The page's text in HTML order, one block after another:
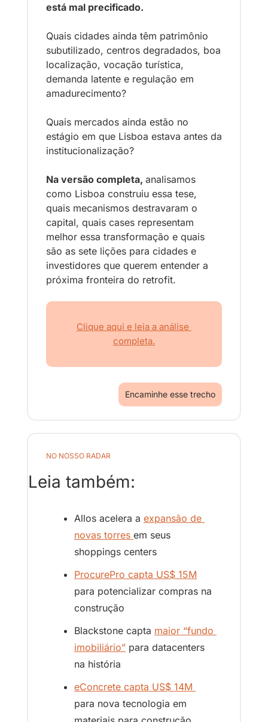
está mal precificado.
Quais cidades ainda têm patrimônio
subutilizado, centros degradados, boa
localização, vocação turística,
demanda latente e regulação em
amadurecimento?
Quais mercados ainda estão no
estágio em que Lisboa estava antes da
institucionalização?
Na versão completa, analisamos
como Lisboa construiu essa tese,
quais mecanismos destravaram o
capital, quais cases representam
melhor essa transformação e quais
são as sete lições para cidades e
investidores que querem entender a
próxima fronteira do retrofit.
Clique aqui e leia a análise
completa.
Encaminhe esse trecho
NO NOSSO RADAR
Leia também:
Allos acelera a expansão de
novas torres em seus
shoppings centers
ProcurePro capta US$ 15M
para potencializar compras na
construção
Blackstone capta maior “fundo
imobiliário” para datacenters
na história
para nova tecnologia em